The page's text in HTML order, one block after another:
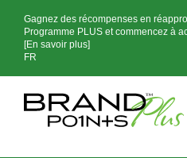
Gagnez des récompenses en
Programme PLUS et commencez à
[En savoir plus]
FR